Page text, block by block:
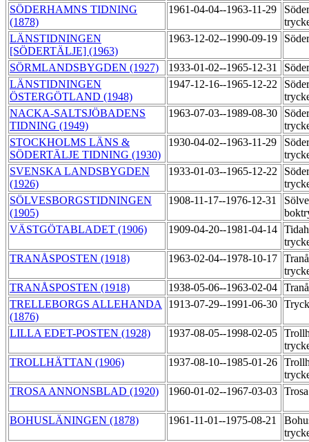
SÖDERHAMNS TIDNING
(1878)
1961-04-04--1963-11-29
LÄNSTIDNINGEN
[SÖDERTÄLJE] (1963)
1963-12-02--1990-09-19
SÖRMLANDSBYGDEN (1927) 1933-01-02--1965-12-31
LÄNSTIDNINGEN
ÖSTERGÖTLAND (1948)
1947-12-16--1965-12-22
NACKA-SALTSJÖBADENS
TIDNING (1949)
1963-07-03--1989-08-30
STOCKHOLMS LÄNS &
SÖDERTÄLJE TIDNING (1930)
1930-04-02--1963-11-29
SVENSKA LANDSBYGDEN
(1926)
1933-01-03--1965-12-22
SÖLVESBORGSTIDNINGEN
(1905)
1908-11-17--1976-12-31
VÄSTGÖTABLADET (1906)
1909-04-20--1981-04-14
TRANÅSPOSTEN (1918)
1963-02-04--1978-10-17
TRANÅSPOSTEN (1918)
1938-05-06--1963-02-04
TRELLEBORGS ALLEHANDA
(1876)
1913-07-29--1991-06-30
LILLA EDET-POSTEN (1928) 1937-08-05--1998-02-05
TROLLHÄTTAN (1906)
1937-08-10--1985-01-26
TROSA ANNONSBLAD (1920)
1960-01-02--1967-03-03
BOHUSLÄNINGEN (1878) 1961-11-01--1975-08-21